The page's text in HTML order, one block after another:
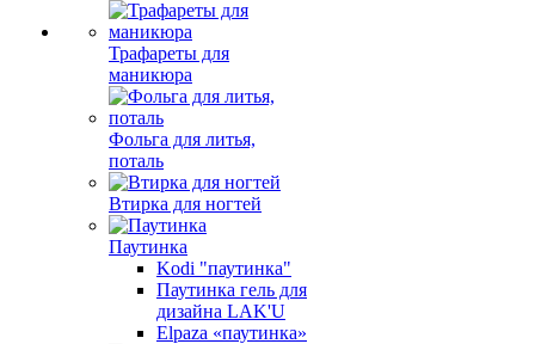
Трафареты для
маникюра
Фольга для литья,
поталь
Втирка для ногтей
Паутинка
Kodi "паутинка"
Паутинка гель для
дизайна LAK'U
Elpaza «паутинка»